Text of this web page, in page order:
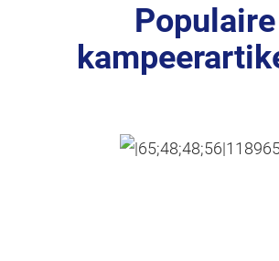
Populaire